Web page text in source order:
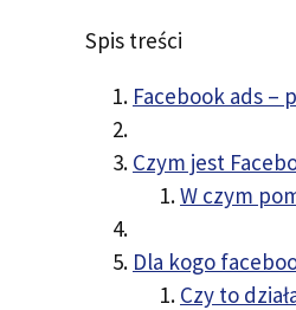
Spis treści
Facebook ads –
Czym jest
W czym
Dla kogo
Czy to